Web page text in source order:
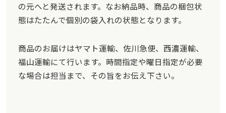
の元へと発送されます。なお納品時、商品の梱包状
態はたたんで個別の袋入れの状態となります。
商品のお届けはヤマト運輸、佐川急便、西濃運輸、
福山運輸にて行います。時間指定や曜日指定が必要
な場合は担当まで、その旨をお伝え下さい。